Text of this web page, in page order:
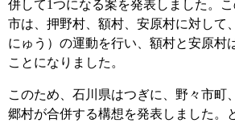
併して1つになる案を発表しました。
市は、押野村、額村、安原村に対して
にゅう）の運動を行い、額村と安原村
ことになりました。
このため、石川県はつぎに、野々市町
郷村が合併する構想を発表しました。